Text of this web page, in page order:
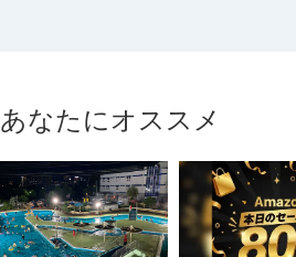
あなたにオススメ